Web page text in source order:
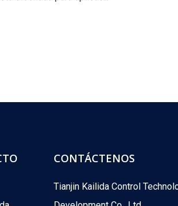
CONTÁCTENOS
Tianjin Kailida Control